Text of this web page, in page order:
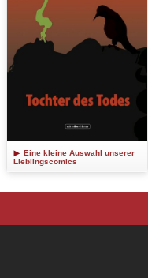
Eine kleine Auswahl unserer
Lieblingscomics